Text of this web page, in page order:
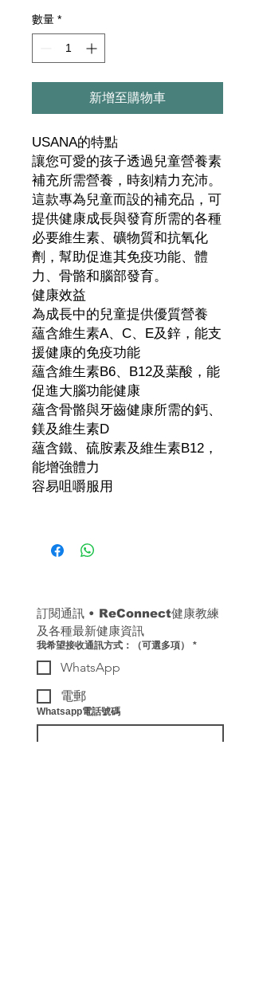
數量 *
新增至購物車
USANA的特點
讓您可愛的孩子透過兒童營養素
補充所需營養，時刻精力充沛。
這款專為兒童而設的補充品，可
提供健康成長與發育所需的各種
必要維生素、礦物質和抗氧化
劑，幫助促進其免疫功能、體
力、骨骼和腦部發育。
健康效益
為成長中的兒童提供優質營養
蘊含維生素A、C、E及鋅，能支
援健康的免疫功能
蘊含維生素B6、B12及葉酸，能
促進大腦功能健康
蘊含骨骼與牙齒健康所需的鈣、
鎂及維生素D
蘊含鐵、硫胺素及維生素B12，
能增強體力
容易咀嚼服用
訂閱通訊 • ReConnect健康教練
及各種最新健康資訊
我希望接收通訊方式：（可選多項） *
WhatsApp
電郵
Whatsapp電話號碼